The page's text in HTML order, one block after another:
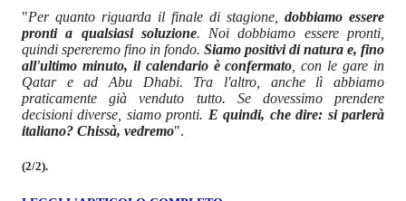
"Per quanto riguarda il finale di stagione, dobbiamo essere
pronti a qualsiasi soluzione. Noi dobbiamo essere pronti,
quindi spereremo fino in fondo. Siamo positivi di natura e, fino
all'ultimo minuto, il calendario è confermato , con le gare in
Qatar e ad Abu Dhabi. Tra l'altro, anche lì abbiamo
praticamente già venduto tutto. Se dovessimo prendere
decisioni diverse, siamo pronti. E quindi, che dire: si parlerà
italiano? Chissà, vedremo".
(2/2).